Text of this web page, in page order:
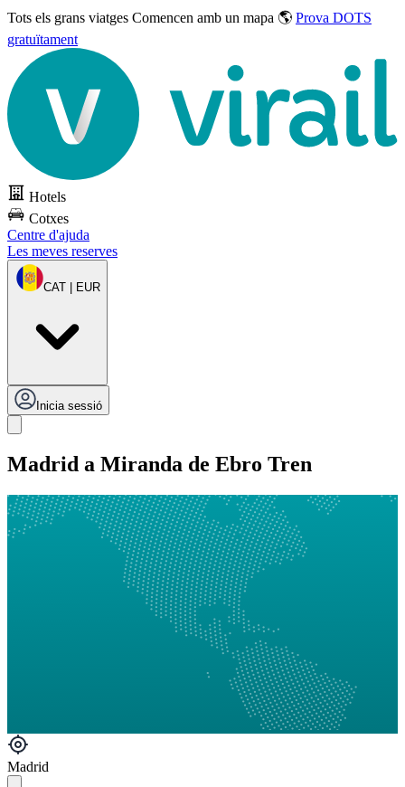
Tots els grans viatges Comencen amb un mapa 🌎 Prova DOTS
gratuïtament
Hotels
Cotxes
Centre d'ajuda
Les meves reserves
CAT | EUR
Inicia sessió
Madrid a Miranda de Ebro Tren
Madrid